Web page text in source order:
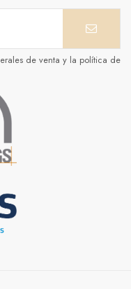
de venta y la política de